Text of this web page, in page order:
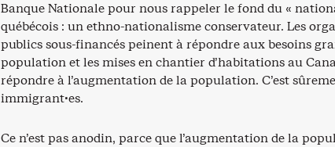
Banque Nationale pour nous rappeler le fond du «
québécois : un ethno-nationalisme conservateur. Les
publics sous-financés peinent à répondre aux besoins
population et les mises en chantier d’habitations au
répondre à l’augmentation de la population. C’est
immigrant·es.
Ce n’est pas anodin, parce que l’augmentation de la